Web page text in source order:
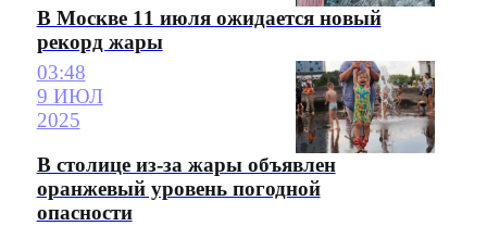
В Москве 11 июля ожидается новый
рекорд жары
03:48
9 ИЮЛ
2025
В столице из-за жары объявлен
оранжевый уровень погодной
опасности